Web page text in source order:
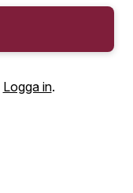
Logga in.